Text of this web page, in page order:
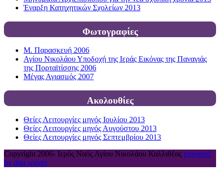
Έναρξη Κατηχητικών Σχολείων 2013
Φωτογραφίες
Μ. Παρασκευή 2006
Αγίου Νικολάου Υποδοχή της Ιεράς Εικόνας της Παναγιάς
της Πορταϊτίσσης 2006
Μέγας Αγιασμός 2007
Ακολουθίες
Θείες Λειτουργίες μηνός Ιουλίου 2013
Θείες Λειτουργίες μηνός Αυγούστου 2013
Θείες Λειτουργίες μηνός Σεπτεμβρίου 2013
Copyright 2006- Ιερός Ναός Αγίου Νικολάου Καλλιθέας powered
by digi waves